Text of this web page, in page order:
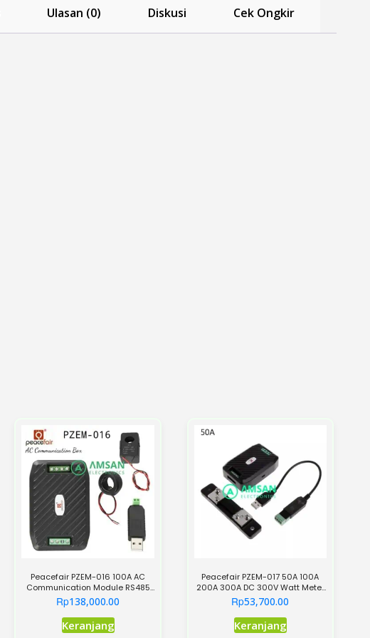
AMP
Ulasan (0) Diskusi Cek Ongkir
Peacefair PZEM-016 100A AC
Communication Module RS485
Multi Meter 6in1
Rp138,000.00
KeranjangProduk
Peacefair PZEM-017 50A 100A
200A 300A DC 300V Watt Meter
Modbus Kabel USB RS485
Interface
Rp53,700.00
KeranjangProduk